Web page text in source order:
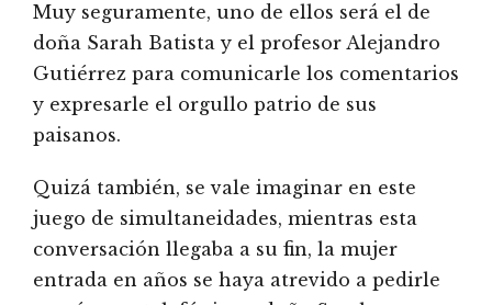
Muy seguramente, uno de ellos será el de
doña Sarah Batista y el profesor Alejandro
Gutiérrez para comunicarle los comentarios
y expresarle el orgullo patrio de sus
paisanos.
Quizá también, se vale imaginar en este
juego de simultaneidades, mientras esta
conversación llegaba a su fin, la mujer
entrada en años se haya atrevido a pedirle